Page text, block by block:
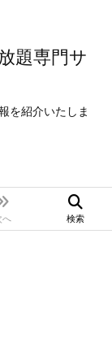
題専門サ
を紹介いたしま
へ 検索